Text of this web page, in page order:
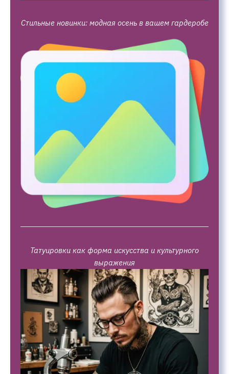
Стильные новинки: модная осень в вашем гардеробе
Татуировки как форма искусства и культурного
выражения